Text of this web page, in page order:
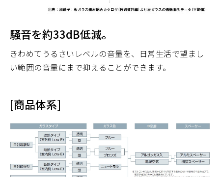
騒音を約33dB低減。
きわめてうるさいレベルの音量を、日常生活で望まし
い範囲の音量にまで抑えることができます。
[商品体系]